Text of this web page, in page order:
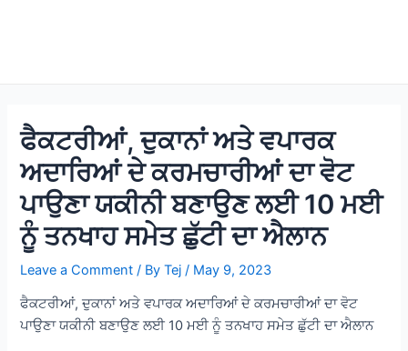
ਫੈਕਟਰੀਆਂ, ਦੁਕਾਨਾਂ ਅਤੇ ਵਪਾਰਕ
ਅਦਾਰਿਆਂ ਦੇ ਕਰਮਚਾਰੀਆਂ ਦਾ ਵੋਟ
ਪਾਉਣਾ ਯਕੀਨੀ ਬਣਾਉਣ ਲਈ 10 ਮਈ
ਨੂੰ ਤਨਖਾਹ ਸਮੇਤ ਛੁੱਟੀ ਦਾ ਐਲਾਨ
Leave a Comment / ByTej/ May 9, 2023
ਫੈਕਟਰੀਆਂ, ਦੁਕਾਨਾਂ ਅਤੇ ਵਪਾਰਕ ਅਦਾਰਿਆਂ ਦੇ ਕਰਮਚਾਰੀਆਂ ਦਾ ਵੋਟ
ਪਾਉਣਾ ਯਕੀਨੀ ਬਣਾਉਣ ਲਈ 10 ਮਈ ਨੂੰ ਤਨਖਾਹ ਸਮੇਤ ਛੁੱਟੀ ਦਾ ਐਲਾਨ